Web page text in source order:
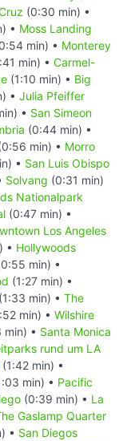
(0:30 min) •
• Moss Landing
min) • Monterey
min) • Carmel-
(1:10 min) • Big
• Julia Pfeiffer
• San Simeon
(0:44 min) •
min) • Morro
• San Luis Obispo
Solvang (0:31 min)
Nationalpark
(0:47 min) •
Los Angeles
• Hollywoods
min) •
(1:27 min) •
(1:33 min) • The
min) • Wilshire
min) • Santa Monica
rund um LA
(1:42 min) •
min) • Pacific
(0:39 min) • La
Gaslamp Quarter
• San Diegos